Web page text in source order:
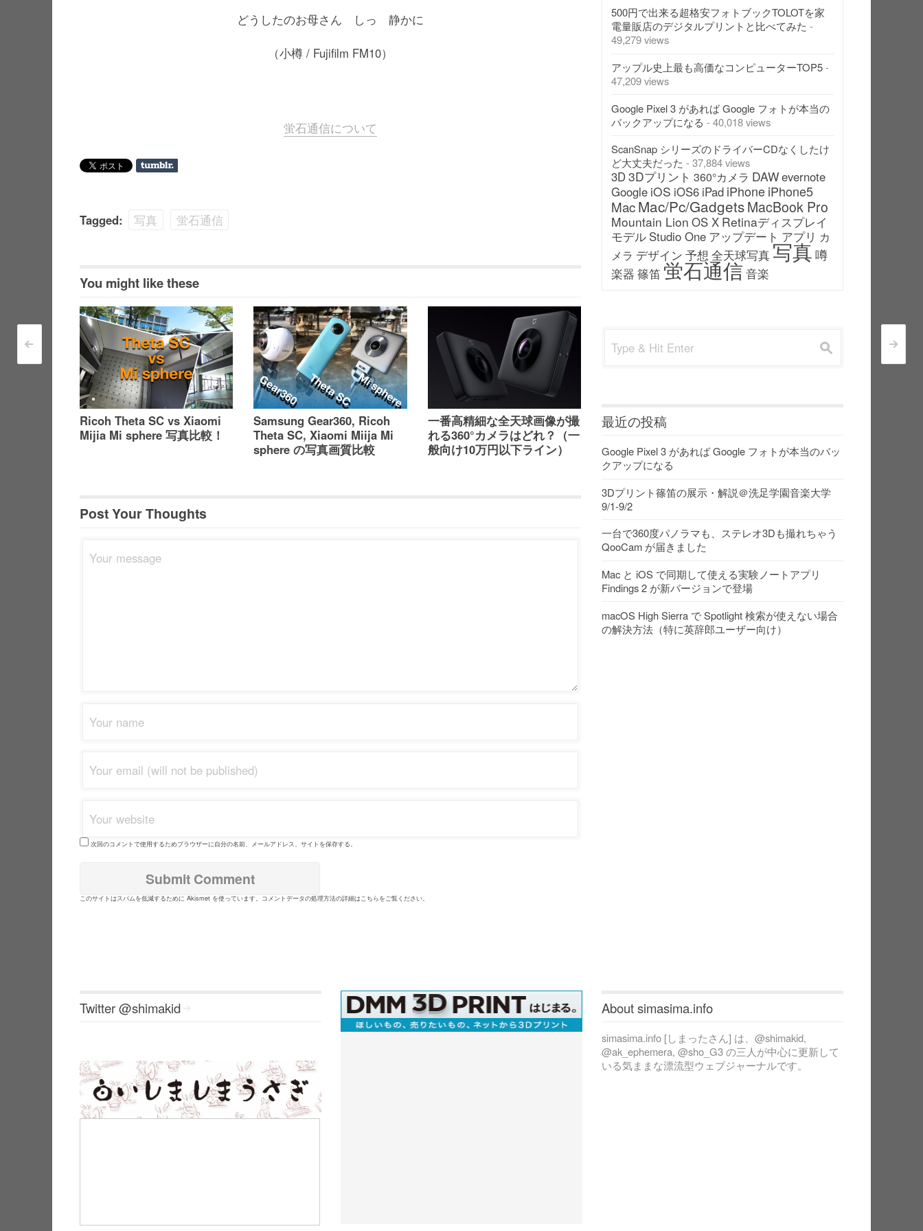
Post navigation
< >
どうしたのお母さん しっ 静かに
（小樽 / Fujifilm FM10）
蛍石通信について
Tagged: 写真 蛍石通信
You might like these
Ricoh Theta SC vs Xiaomi
Mijia Mi sphere 写真比較！
Samsung Gear360, Ricoh
Theta SC, Xiaomi Miija Mi
sphere の写真画質比較
一番高精細な全天球画像が撮
れる360°カメラはどれ？（一
般向け10万円以下ライン）
Post Your Thoughts
次回のコメントで使用するためブラウザーに自分の名前、メールアドレス、サイトを保存する。
このサイトはスパムを低減するために Akismet を使っています。 コメントデータの処理方法の詳細はこちらをご覧ください。
500円で出来る超格安フォトブックTOLOTを家
電量販店のデジタルプリントと比べてみた -
49,279 views
アップル史上最も高価なコンピューターTOP5-
47,209 views
Google Pixel 3 があれば Google フォトが本当の
バックアップになる - 40,018 views
ScanSnap シリーズのドライバーCDなくしたけ
ど大丈夫だった - 37,884 views
3D3Dプリント 360°カメラ DAWevernote
Google iOS iOS6 iPad iPhoneiPhone5
MacMac/Pc/GadgetsMacBook Pro
Mountain Lion OS X Retinaディスプレイ
モデル Studio One アップデート アプリ カ
メラ デザイン 予想 全天球写真写真噂
楽器 篠笛 蛍石通信音楽
s
最近の投稿
Google Pixel 3 があれば Google フォトが本当のバッ
クアップになる
3Dプリント篠笛の展示・解説＠洗足学園音楽大学
9/1-9/2
一台で360度パノラマも、ステレオ3Dも撮れちゃう
QooCam が届きました
Mac と iOS で同期して使える実験ノートアプリ
Findings 2 が新バージョンで登場
macOS High Sierra で Spotlight 検索が使えない場合
の解決方法（特に英辞郎ユーザー向け）
Twitter @shimakid About simasima.info
simasima.info [しまったさん] は、@shimakid,
@ak_ephemera, @sho_G3 の三人が中心に更新して
いる気ままな漂流型ウェブジャーナルです。